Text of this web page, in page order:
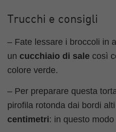
Trucchi e consigli
– Fate lessare i broccoli in
un cucchiaio di sale così
colore verde.
– Per preparare questa
pirofila rotonda dai bordi alti
centimetri: in questo